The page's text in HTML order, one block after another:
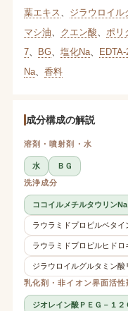
葉エキス
ジラウロイル
マシ油
クエン酸 ポリ
7、 BG、 塩化Na、 EDTA-
Na、 香料
成分構成の解説
溶剤・噴射剤・水
水
ＢＧ
洗浄成分
ココイルメチルタウリンNa
ラウラミドプロピルベタイ
ラウラミドプロピルヒドロ
ジラウロイルグルタミン酸
乳化剤・非イオン界面活性
ジオレイン酸ＰＥＧ－１２